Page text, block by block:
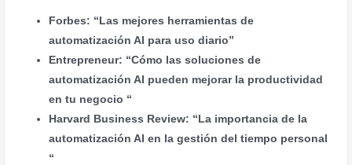
Forbes: “Las mejores herramientas de
automatización AI para uso diario”
Entrepreneur: “Cómo las soluciones de
automatización AI pueden mejorar la productividad
en tu negocio “
Harvard Business Review: “La importancia de la
automatización AI en la gestión del tiempo personal
“